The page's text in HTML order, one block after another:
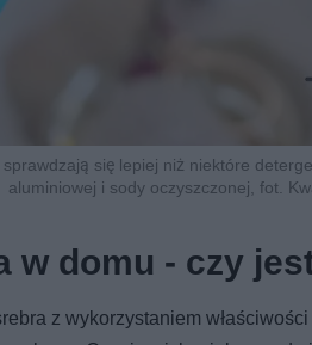
się lepiej niż niektóre
aluminiowej i sody oczyszczonej, fot.
w domu - czy
z wykorzystaniem